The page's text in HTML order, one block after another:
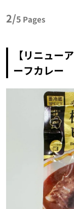
2/5 Pages
【リニュー
ーフカレー